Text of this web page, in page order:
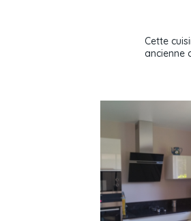
Cette
ancienne